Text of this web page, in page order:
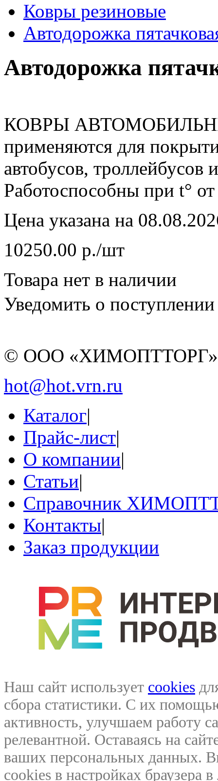
Ковры резиновые
Автодорожка
Автодорожка
КОВРЫ
применяются для
автобусов,
Работоспособны при t°
Цена указана на
10250.00 р./шт
Товара нет в наличии
Уведомить о поступлении
© ООО
hot@hot.vrn.ru
Каталог|
Прайс-лист|
О компании|
Статьи|
Справочник
Контакты|
Заказ продукции
Наш сайт использует cookies
сбора статистики. С их
активность, улучшаем работу
релевантной. Оставаясь на
ваших персональных данных.
cookies в настройках браузера